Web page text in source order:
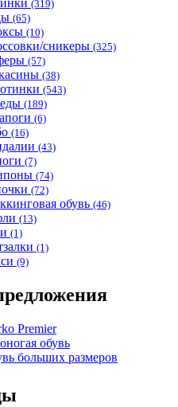
(319)
(65)
(10)
сникеры (325)
(57)
(38)
(543)
(189)
(6)
(16)
(43)
(7)
(74)
(72)
обувь (46)
(13)
(1)
(1)
(9)
Premier
обувь
больших размеров